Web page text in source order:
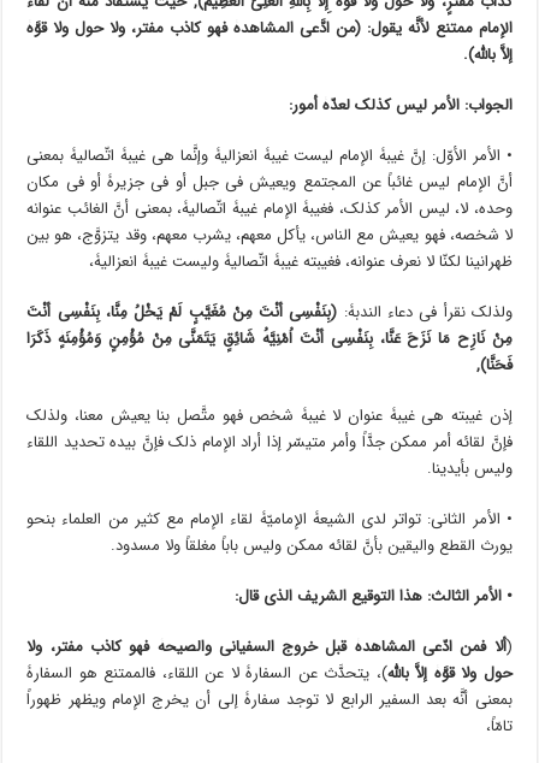
الإمام ممتنع لأنَّه یقول: (من ادَّعى المشاهدۀ فهو کاذب مفتر، ولا حول ولا قوَّۀ
إلاَّ بالله).
الجواب: الأمر لیس کذلک لعدّۀ أمور:
• الأمر الأوّل: إنَّ غیبۀ الإمام لیست غیبۀ انعزالیۀ وإنَّما هی غیبۀ اتّصالیۀ بمعنى
أنَّ الإمام لیس غائباً عن المجتمع ویعیش فی جبل أو فی جزیرۀ أو فی مکان
وحده، لا، لیس الأمر کذلک، فغیبۀ الإمام غیبۀ اتّصالیۀ، بمعنى أنَّ الغائب عنوانه
لا شخصه، فهو یعیش مع الناس، یأکل معهم، یشرب معهم، وقد یتزوَّج، هو بین
ظهرانینا لکنّا لا نعرف عنوانه، فغیبته غیبۀ اتّصالیۀ ولیست غیبۀ انعزالیۀ،
ولذلک نقرأ فی دعاء الندبۀ: (بِنَفْسِی أنْتَ مِنْ مُغَیَّبٍ لَمْ یَخْلُ مِنَّا، بِنَفْسِی أنْتَ
مِنْ نَازِح مَا نَزَحَ عَنَّا، بِنَفْسِی أنْتَ اُمْنِیَّۀُ شَائِقٍ یَتَمَنَّى مِنْ مُؤْمِنٍ وَمُؤْمِنَۀٍ ذَکَرَا
فَحَنَّا),
إذن غیبته هی غیبۀ عنوان لا غیبۀ شخص فهو متَّصل بنا یعیش معنا، ولذلک
فإنَّ لقائه أمر ممکن جدَّاً وأمر متیسّر إذا أراد الإمام ذلک فإنَّ بیده تحدید اللقاء
ولیس بأیدینا.
• الأمر الثانی: تواتر لدى الشیعۀ الإمامیّۀ لقاء الإمام مع کثیر من العلماء بنحو
یورث القطع والیقین بأنَّ لقائه ممکن ولیس باباً مغلقاً ولا مسدود.
• الأمر الثالث: هذا التوقیع الشریف الذی قال:
(ألا فمن ادّعى المشاهدۀ قبل خروج السفیانی والصیحۀ فهو کاذب مفتر، ولا
حول ولا قوَّۀ إلاَّ بالله)، یتحدَّث عن السفارۀ لا عن اللقاء، فالممتنع هو السفارۀ
بمعنى أنَّه بعد السفیر الرابع لا توجد سفارۀ إلى أن یخرج الإمام ویظهر ظهوراً
تامّاً،